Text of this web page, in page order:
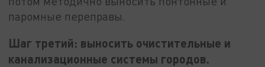
паромные переправы.
Шаг третий: выносить очистительные и
канализационные системы городов.